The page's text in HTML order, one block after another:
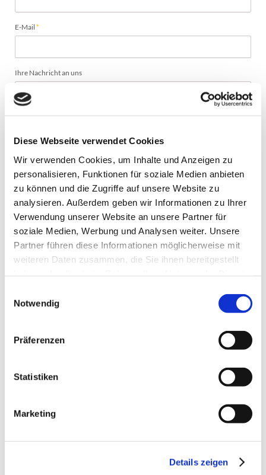
Diese Webseite verwendet Cookies
Wir verwenden Cookies, um Inhalte und Anzeigen zu
personalisieren, Funktionen für soziale Medien anbieten
zu können und die Zugriffe auf unsere Website zu
analysieren. Außerdem geben wir Informationen zu Ihrer
Verwendung unserer Website an unsere Partner für
soziale Medien, Werbung und Analysen weiter. Unsere
Partner führen diese Informationen möglicherweise mit
weiteren Daten zusammen, die Sie ihnen bereitgestellt
Notwendig
Präferenzen
Statistiken
Marketing
Details zeigen
Pflichtfeld
E-Mail *
Ihre Nachricht an uns
Pflichtfeld
Datenschutz*
Ich habe dieDatenschutzerklärungzur Kenntnis genommen. Ich
stimme zu, dass meine Angaben und Daten zur Beantwortung meiner
Anfrage elektronisch erhoben, verarbeitet und gespeichert werden.